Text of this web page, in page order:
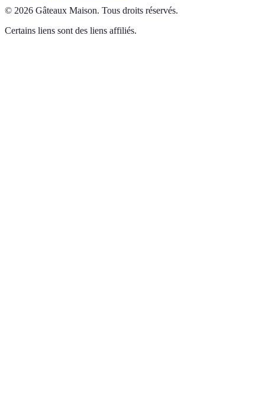
© 2026 Gâteaux Maison. Tous droits réservés.
Certains liens sont des liens affiliés.